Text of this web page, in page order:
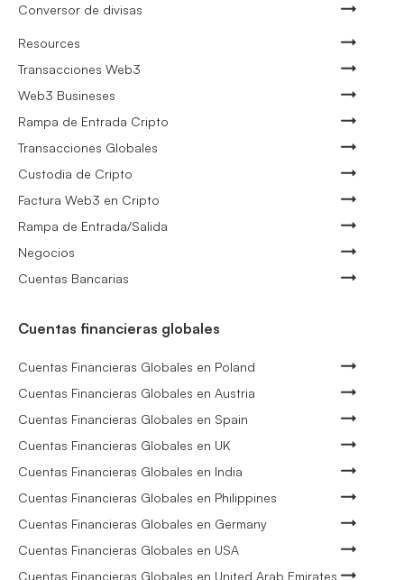
Conversor de divisas
Resources
Transacciones Web3
Web3 Busineses
Rampa de Entrada Cripto
Transacciones Globales
Custodia de Cripto
Factura Web3 en Cripto
Rampa de Entrada/Salida
Negocios
Cuentas Bancarias
Cuentas financieras globales
Cuentas Financieras Globales en Poland
Cuentas Financieras Globales en Austria
Cuentas Financieras Globales en Spain
Cuentas Financieras Globales en UK
Cuentas Financieras Globales en India
Cuentas Financieras Globales en Philippines
Cuentas Financieras Globales en Germany
Cuentas Financieras Globales en USA
Cuentas Financieras Globales en United Arab Emirates